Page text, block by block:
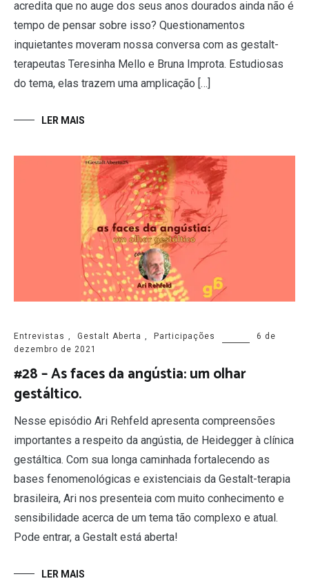
acredita que no auge dos seus anos dourados ainda não é
tempo de pensar sobre isso? Questionamentos
inquietantes moveram nossa conversa com as gestalt-
terapeutas Teresinha Mello e Bruna Improta. Estudiosas
do tema, elas trazem uma amplicação […]
LER MAIS
Entrevistas , Gestalt Aberta , Participações
6 de
dezembro de 2021
#28 – As faces da angústia: um olhar
gestáltico.
Nesse episódio Ari Rehfeld apresenta compreensões
importantes a respeito da angústia, de Heidegger à clínica
gestáltica. Com sua longa caminhada fortalecendo as
bases fenomenológicas e existenciais da Gestalt-terapia
brasileira, Ari nos presenteia com muito conhecimento e
sensibilidade acerca de um tema tão complexo e atual.
Pode entrar, a Gestalt está aberta!
LER MAIS